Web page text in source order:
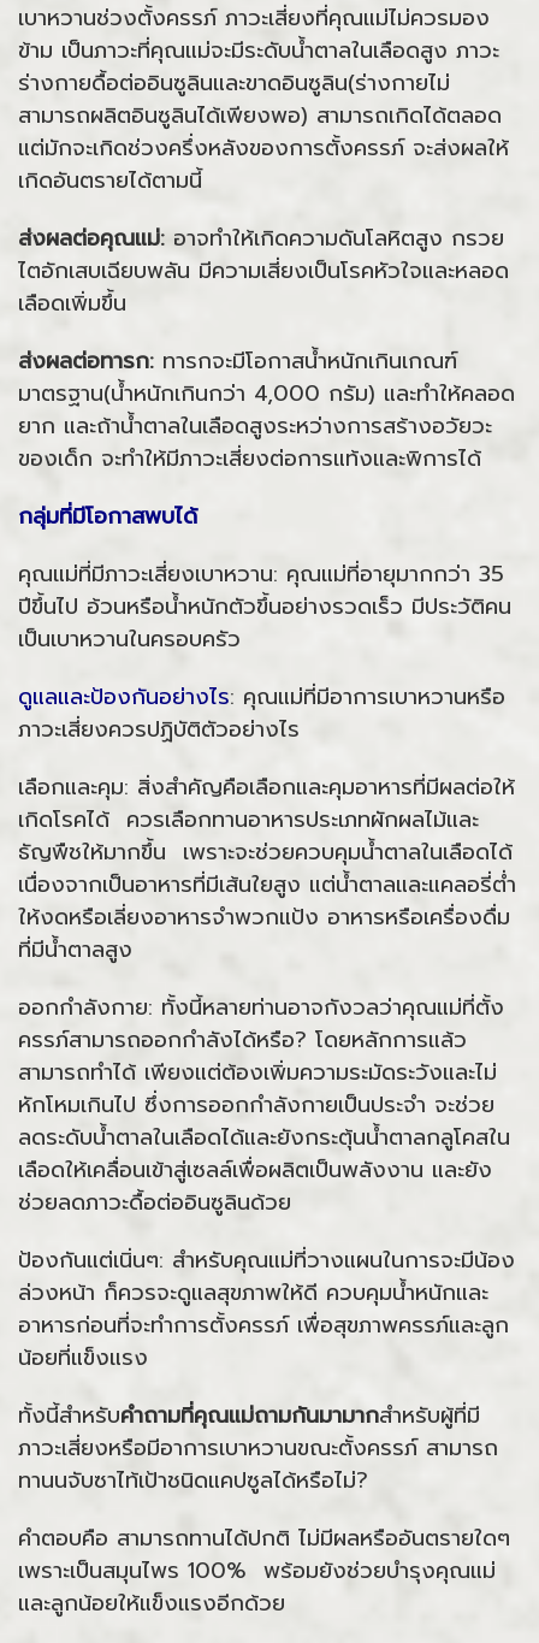
เบาหวานช่วงตั้งครรภ์ ภาวะเสี่ยงที่คุณแม่ไม่ควรมอง
ข้าม เป็นภาวะที่คุณแม่จะมีระดับน้ำตาลในเลือดสูง ภาวะ
ร่างกายดื้อต่ออินซูลินและขาดอินซูลิน(ร่างกายไม่
สามารถผลิตอินซูลินได้เพียงพอ) สามารถเกิดได้ตลอด
แต่มักจะเกิดช่วงครึ่งหลังของการตั้งครรภ์ จะส่งผลให้
เกิดอันตรายได้ตามนี้
ส่งผลต่อคุณแม่: อาจทำให้เกิดความดันโลหิตสูง กรวย
ไตอักเสบเฉียบพลัน มีความเสี่ยงเป็นโรคหัวใจและหลอด
เลือดเพิ่มขึ้น
ส่งผลต่อทารก: ทารกจะมีโอกาสน้ำหนักเกินเกณฑ์
มาตรฐาน(น้ำหนักเกินกว่า 4,000 กรัม) และทำให้คลอด
ยาก และถ้าน้ำตาลในเลือดสูงระหว่างการสร้างอวัยวะ
ของเด็ก จะทำให้มีภาวะเสี่ยงต่อการแท้งและพิการได้
กลุ่มที่มีโอกาสพบได้
คุณแม่ที่มีภาวะเสี่ยงเบาหวาน: คุณแม่ที่อายุมากกว่า 35
ปีขึ้นไป อ้วนหรือน้ำหนักตัวขึ้นอย่างรวดเร็ว มีประวัติคน
เป็นเบาหวานในครอบครัว
ดูแลและป้องกันอย่างไร: คุณแม่ที่มีอาการเบาหวานหรือ
ภาวะเสี่ยงควรปฏิบัติตัวอย่างไร
เลือกและคุม: สิ่งสำคัญคือเลือกและคุมอาหารที่มีผลต่อให้
เกิดโรคได้ ควรเลือกทานอาหารประเภทผักผลไม้และ
ธัญพืชให้มากขึ้น เพราะจะช่วยควบคุมน้ำตาลในเลือดได้
เนื่องจากเป็นอาหารที่มีเส้นใยสูง แต่น้ำตาลและแคลอรี่ต่ำ
ให้งดหรือเลี่ยงอาหารจำพวกแป้ง อาหารหรือเครื่องดื่ม
ที่มีน้ำตาลสูง
ออกกำลังกาย: ทั้งนี้หลายท่านอาจกังวลว่าคุณแม่ที่ตั้ง
ครรภ์สามารถออกกำลังได้หรือ? โดยหลักการแล้ว
สามารถทำได้ เพียงแต่ต้องเพิ่มความระมัดระวังและไม่
หักโหมเกินไป ซึ่งการออกกำลังกายเป็นประจำ จะช่วย
ลดระดับน้ำตาลในเลือดได้และยังกระตุ้นน้ำตาลกลูโคสใน
เลือดให้เคลื่อนเข้าสู่เซลล์เพื่อผลิตเป็นพลังงาน และยัง
ช่วยลดภาวะดื้อต่ออินซูลินด้วย
ป้องกันแต่เนิ่นๆ: สำหรับคุณแม่ที่วางแผนในการจะมีน้อง
ล่วงหน้า ก็ควรจะดูแลสุขภาพให้ดี ควบคุมน้ำหนักและ
อาหารก่อนที่จะทำการตั้งครรภ์ เพื่อสุขภาพครรภ์และลูก
น้อยที่แข็งแรง
ทั้งนี้สำหรับคำถามที่คุณแม่ถามกันมามากสำหรับผู้ที่มี
ภาวะเสี่ยงหรือมีอาการเบาหวานขณะตั้งครรภ์ สามารถ
ทานนจับซาไท้เป้าชนิดแคปซูลได้หรือไม่?
คำตอบคือ สามารถทานได้ปกติ ไม่มีผลหรืออันตรายใดๆ
เพราะเป็นสมุนไพร 100% พร้อมยังช่วยบำรุงคุณแม่
และลูกน้อยให้แข็งแรงอีกด้วย